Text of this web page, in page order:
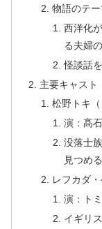
物語のテー
西洋化
る夫婦
怪談話
主要キャスト
松野トキ
演：髙
没落士
見つめる
レフカダ
演：ト
イギリ